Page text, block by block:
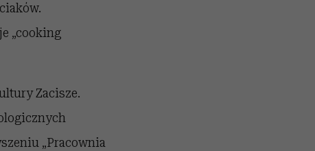
„cooking
Zacisze.
„Pracownia